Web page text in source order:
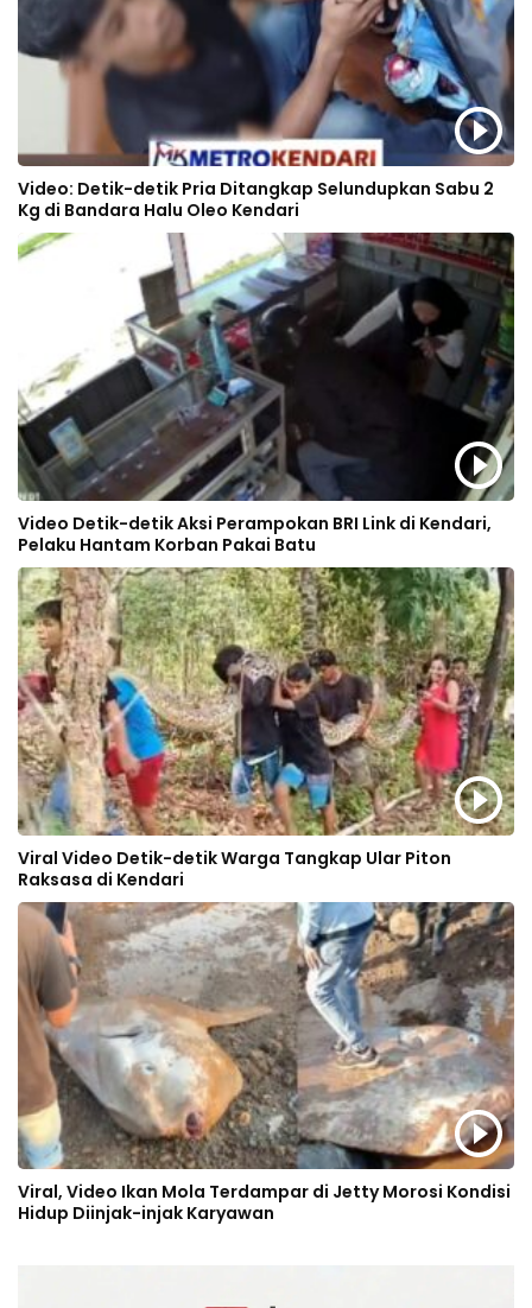
Video: Detik-detik Pria Ditangkap Selundupkan Sabu 2
Kg di Bandara Halu Oleo Kendari
Video Detik-detik Aksi Perampokan BRI Link di Kendari,
Pelaku Hantam Korban Pakai Batu
Viral Video Detik-detik Warga Tangkap Ular Piton
Raksasa di Kendari
Viral, Video Ikan Mola Terdampar di Jetty Morosi Kondisi
Hidup Diinjak-injak Karyawan